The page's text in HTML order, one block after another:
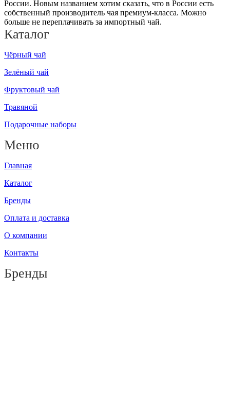
России. Новым названием хотим сказать, что в России есть
собственный производитель чая премиум-класса. Можно
больше не переплачивать за импортный чай.
Каталог
Чёрный чай
Зелёный чай
Фруктовый чай
Травяной
Подарочные наборы
Меню
Главная
Каталог
Бренды
Оплата и доставка
О компании
Контакты
Бренды